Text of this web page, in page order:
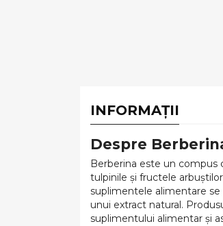
INFORMAȚII
Despre
Berberina este un compus
tulpinile și fructele
suplimentele alimentare
unui extract natural.
suplimentului alimentar și